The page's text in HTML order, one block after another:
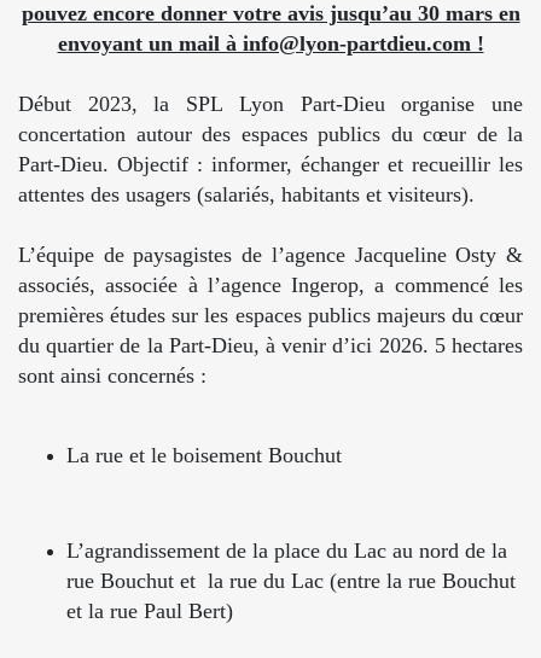
pouvez encore donner votre avis jusqu’au 30 mars en
envoyant un mail à info@lyon-partdieu.com !
Début 2023, la SPL Lyon Part-Dieu organise une
concertation autour des espaces publics du cœur de la
Part-Dieu. Objectif : informer, échanger et recueillir les
attentes des usagers (salariés, habitants et visiteurs).
L’équipe de paysagistes de l’agence Jacqueline Osty &
associés, associée à l’agence Ingerop, a commencé les
premières études sur les espaces publics majeurs du cœur
du quartier de la Part-Dieu, à venir d’ici 2026. 5 hectares
sont ainsi concernés :
La rue et le boisement Bouchut
L’agrandissement de la place du Lac au nord de la
rue Bouchut et la rue du Lac (entre la rue Bouchut
et la rue Paul Bert)